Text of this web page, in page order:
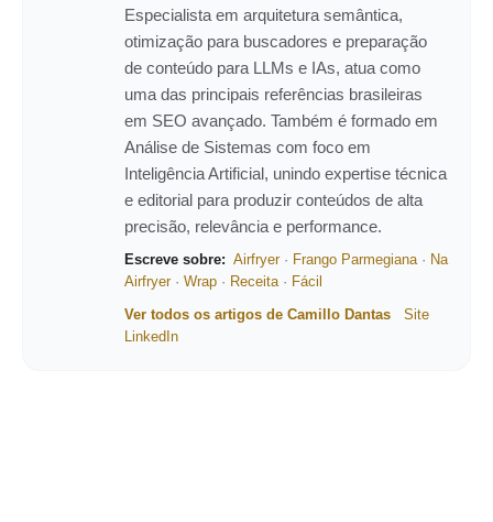
Especialista em arquitetura semântica,
otimização para buscadores e preparação
de conteúdo para LLMs e IAs, atua como
uma das principais referências brasileiras
em SEO avançado. Também é formado em
Análise de Sistemas com foco em
Inteligência Artificial, unindo expertise técnica
e editorial para produzir conteúdos de alta
precisão, relevância e performance.
Escreve sobre: Airfryer· Frango Parmegiana· Na
Airfryer· Wrap · Receita· Fácil
Ver todos os artigos de Camillo Dantas
Site
LinkedIn